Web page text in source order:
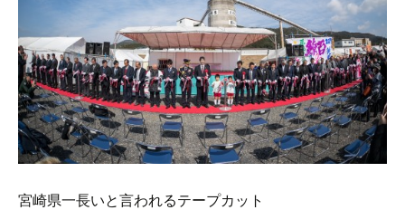
宮崎県一長いと言われるテープカット